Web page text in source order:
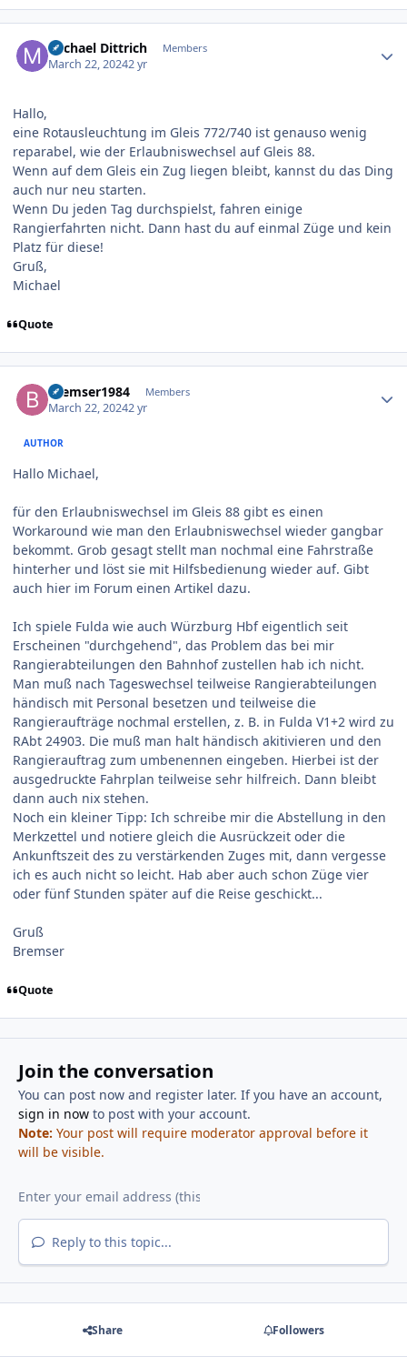
Michael Dittrich Members
March 22, 20242 yr
Hallo,
eine Rotausleuchtung im Gleis 772/740 ist genauso wenig
reparabel, wie der Erlaubniswechsel auf Gleis 88.
Wenn auf dem Gleis ein Zug liegen bleibt, kannst du das Ding
auch nur neu starten.
Wenn Du jeden Tag durchspielst, fahren einige
Rangierfahrten nicht. Dann hast du auf einmal Züge und kein
Platz für diese!
Gruß,
Michael
Quote
Bremser1984 Members
March 22, 20242 yr
AUTHOR
Hallo Michael,
für den Erlaubniswechsel im Gleis 88 gibt es einen
Workaround wie man den Erlaubniswechsel wieder gangbar
bekommt. Grob gesagt stellt man nochmal eine Fahrstraße
hinterher und löst sie mit Hilfsbedienung wieder auf. Gibt
auch hier im Forum einen Artikel dazu.
Ich spiele Fulda wie auch Würzburg Hbf eigentlich seit
Erscheinen "durchgehend", das Problem das bei mir
Rangierabteilungen den Bahnhof zustellen hab ich nicht.
Man muß nach Tageswechsel teilweise Rangierabteilungen
händisch mit Personal besetzen und teilweise die
Rangieraufträge nochmal erstellen, z. B. in Fulda V1+2 wird zu
RAbt 24903. Die muß man halt händisch akitivieren und den
Rangierauftrag zum umbenennen eingeben. Hierbei ist der
ausgedruckte Fahrplan teilweise sehr hilfreich. Dann bleibt
dann auch nix stehen.
Noch ein kleiner Tipp: Ich schreibe mir die Abstellung in den
Merkzettel und notiere gleich die Ausrückzeit oder die
Ankunftszeit des zu verstärkenden Zuges mit, dann vergesse
ich es auch nicht so leicht. Hab aber auch schon Züge vier
oder fünf Stunden später auf die Reise geschickt...
Gruß
Bremser
Quote
Join the conversation
You can post now and register later. If you have an account,
sign in nowto post with your account.
Note: Your post will require moderator approval before it
will be visible.
Reply to this topic...
Share Followers